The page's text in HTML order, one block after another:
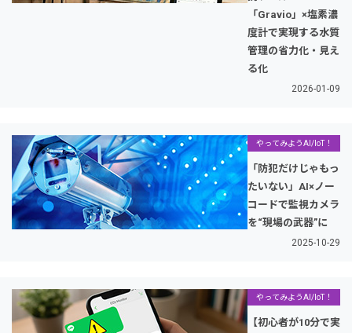
「Gravio」×塩素濃
度計で実現する水質
管理の省力化・見え
る化
2026-01-09
やってみようAI/IoT！
「防犯だけじゃもっ
たいない」AI×ノー
コードで監視カメラ
を“現場の武器”に
2025-10-29
やってみようAI/IoT！
【初心者が10分で実